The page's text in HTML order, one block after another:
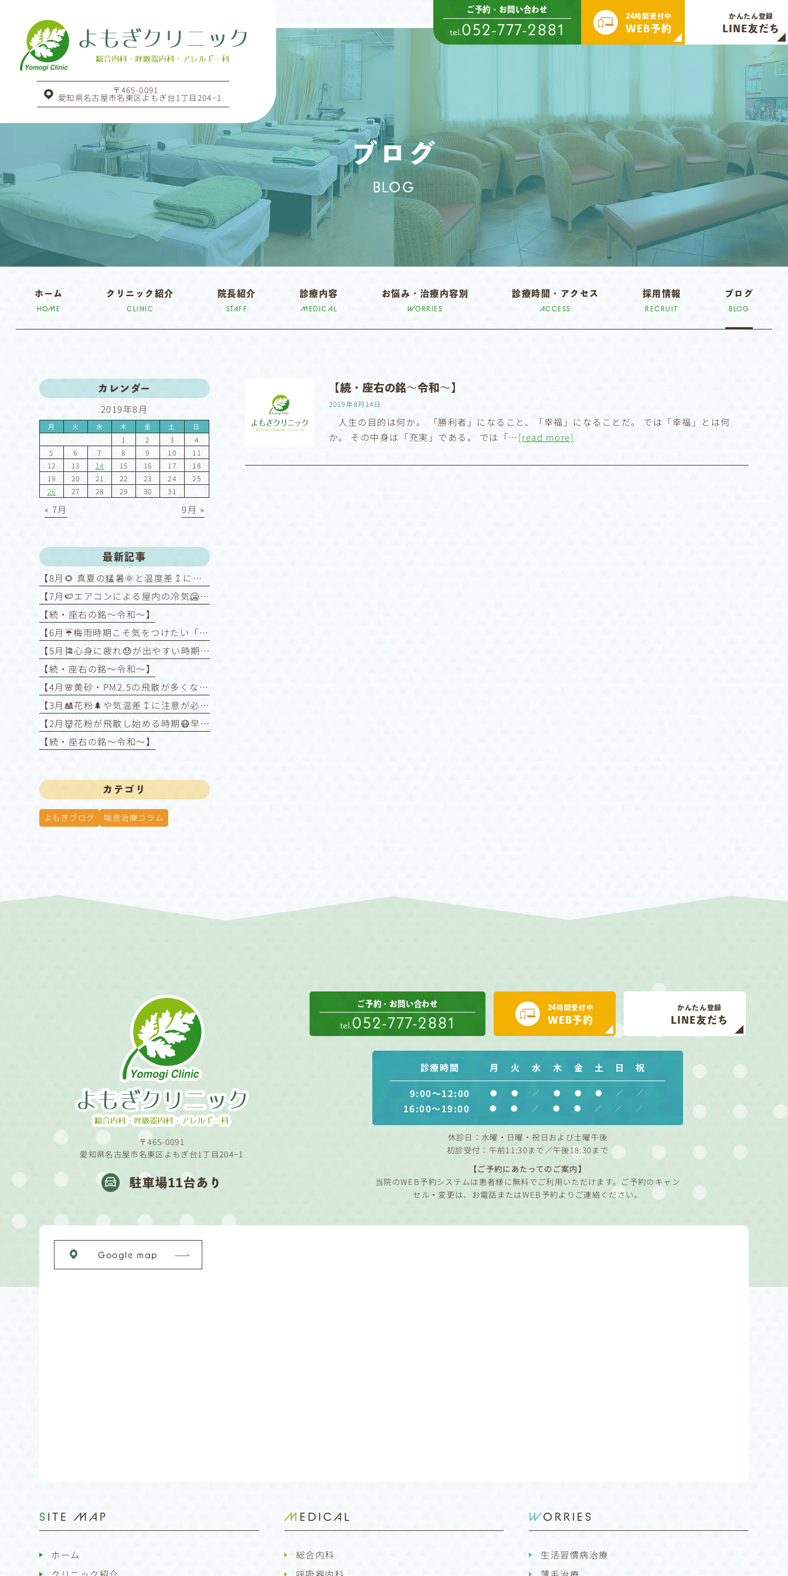
〒465-0091
愛知県名古屋市名東区よもぎ台1丁目204−1
ご予約・お問い合わせ
tel.052-777-2881
24時間受付中
WEB予約
かんたん登録
LINE友だち
ブログ
BLOG
ホーム
HOME
クリニック紹介
CLINIC
院長紹介
STAFF
診療内容
MEDICAL
お悩み・治療内容別
WORRIES
診療時間・アクセス
ACCESS
採用情報
RECRUIT
ブログ
BLOG
【続・座右の銘〜令和〜】
2019年8月14日
人生の目的は何か。 「勝利者」になること、「幸福」になることだ。 では「幸福」とは何
か。 その中身は「充実」である。 では「…[read more]
カレンダー
2019年8月
月 火 水 木 金 土 日
1 2 3
4
5
6 7 8 9 10
11
12
13 14 15 16 17
18
19
20 21 22 23 24
25
26
27 28 29 30 31
« 7月 9月 »
最新記事
【8月🌻 真夏の猛暑🌞と温度差↕️にご注意！～喘息を悪化させないために～】
【7月🍉エアコンによる屋内の冷気🥶と屋外の暑さ🥵との温度差↕️に注意！】
【続・座右の銘〜令和〜】
【6月☔️梅雨時期こそ気をつけたい「喘息コントロール」】
【5月🎏心身に疲れ😓が出やすい時期】
【続・座右の銘〜令和〜】
【4月🌸黄砂・PM2.5の飛散が多くなる時期】
【3月🎎花粉🌲や気温差↕️に注意が必要な時期】
【2月👹花粉が飛散し始める時期😷早めの対策を❗️】
【続・座右の銘〜令和〜】
カテゴリ
よもぎブログ 喘息治療コラム
〒465-0091
愛知県名古屋市名東区よもぎ台1丁目204−1
駐車場11台あり
ご予約・お問い合わせ
tel.052-777-2881
24時間受付中
WEB予約
かんたん登録
LINE友だち
診療時間 月 火 水 木 金 土 日
祝
9:00～12:00
● ● ／ ● ● ● ／ ／
16:00～19:00 ● ● ／ ● ● ／ ／ ／
休診日：水曜・日曜・祝日および土曜午後
初診受付：午前11:30まで／午後18:30まで
【ご予約にあたってのご案内】
当院のWEB予約システムは患者様に無料でご利用いただけます。ご予約のキャン
セル・変更は、お電話またはWEB予約よりご連絡ください。
Google map
SITE MAP
ホーム
MEDICAL
総合内科
WORRIES
生活習慣病治療